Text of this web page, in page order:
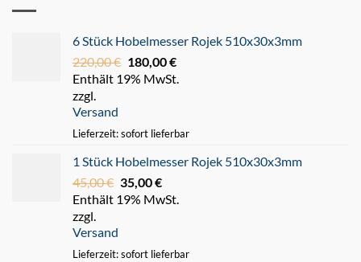
6 Stück Hobelmesser Rojek 510x30x3mm
220,00€ Ursprünglicher
Preis
180,00€Aktueller
Preis
Enthält 19% MwSt.
zzgl.
Versand
Lieferzeit: sofort lieferbar
1 Stück Hobelmesser Rojek 510x30x3mm
45,00€ Ursprünglicher
Preis
35,00€Aktueller
Preis
Enthält 19% MwSt.
zzgl.
Versand
Lieferzeit: sofort lieferbar